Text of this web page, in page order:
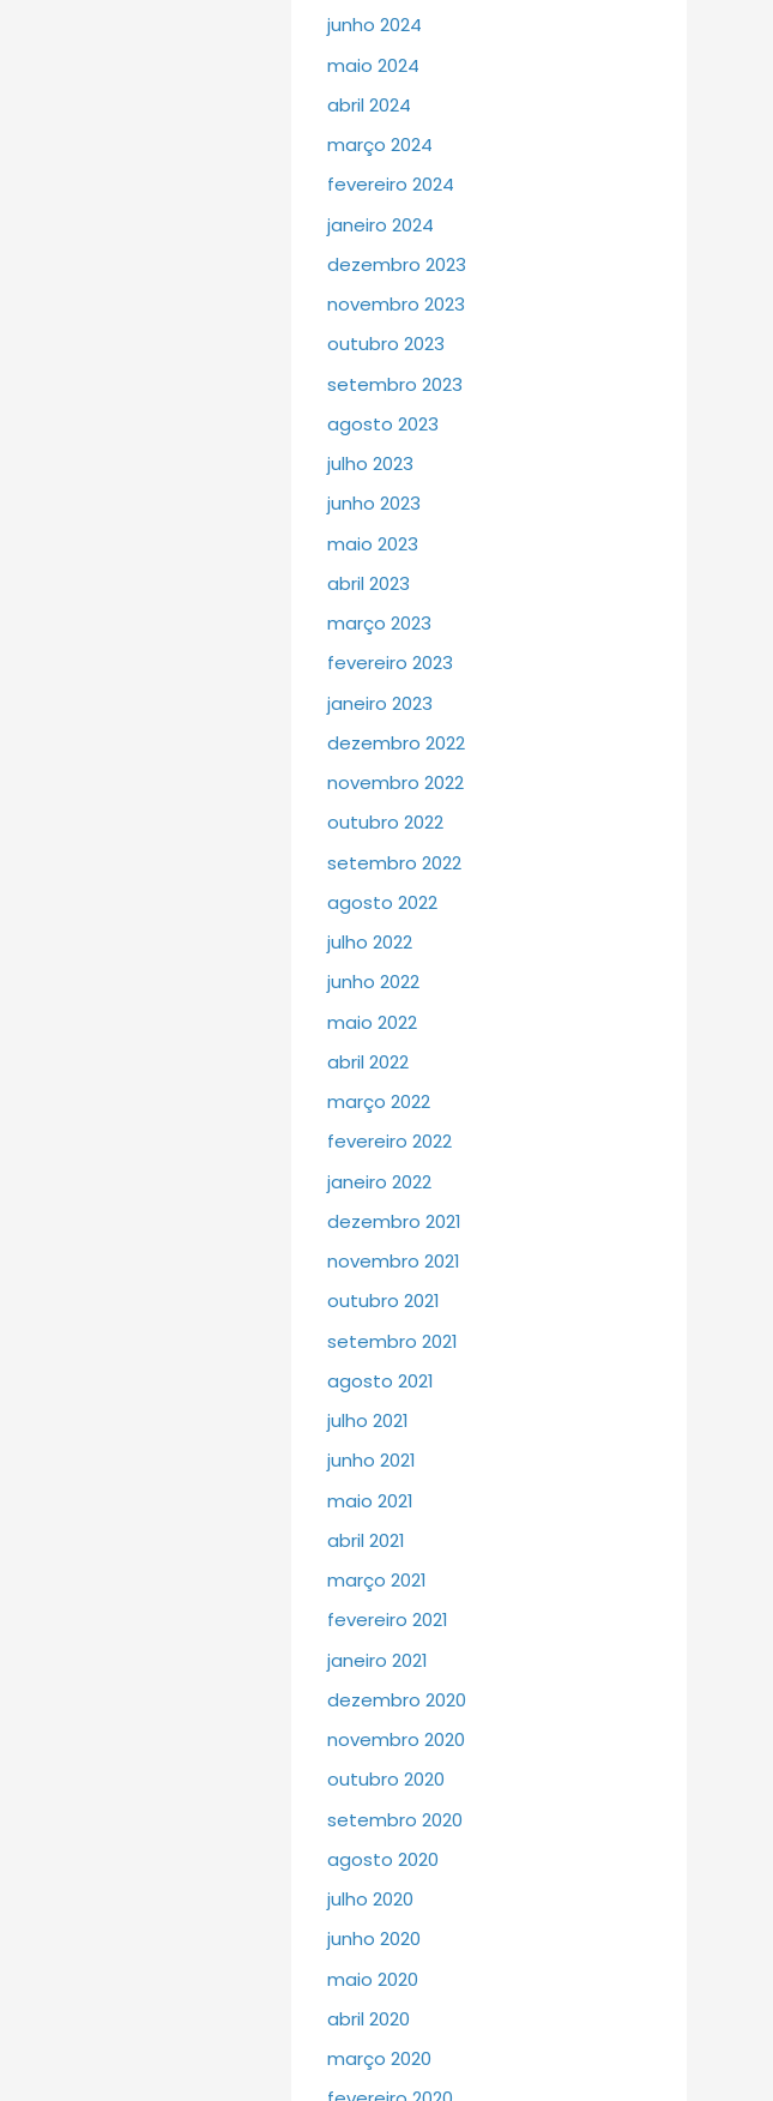
junho 2024
maio 2024
abril 2024
março 2024
fevereiro 2024
janeiro 2024
dezembro 2023
novembro 2023
outubro 2023
setembro 2023
agosto 2023
julho 2023
junho 2023
maio 2023
abril 2023
março 2023
fevereiro 2023
janeiro 2023
dezembro 2022
novembro 2022
outubro 2022
setembro 2022
agosto 2022
julho 2022
junho 2022
maio 2022
abril 2022
março 2022
fevereiro 2022
janeiro 2022
dezembro 2021
novembro 2021
outubro 2021
setembro 2021
agosto 2021
julho 2021
junho 2021
maio 2021
abril 2021
março 2021
fevereiro 2021
janeiro 2021
dezembro 2020
novembro 2020
outubro 2020
setembro 2020
agosto 2020
julho 2020
junho 2020
maio 2020
abril 2020
março 2020